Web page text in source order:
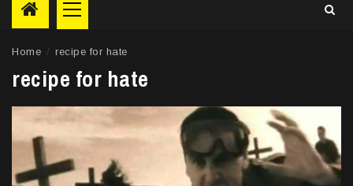
Primary
Menu
Home recipe for hate
recipe for hate